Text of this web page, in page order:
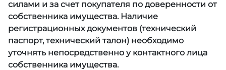
силами и за счет покупателя по доверенности от
собственника имущества. Наличие
регистрационных документов (технический
паспорт, технический талон) необходимо
уточнять непосредственно у контактного лица
собственника имущества.